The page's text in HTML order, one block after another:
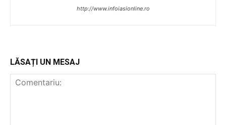
http://www.infoiasionline.ro
LĂSAȚI UN MESAJ